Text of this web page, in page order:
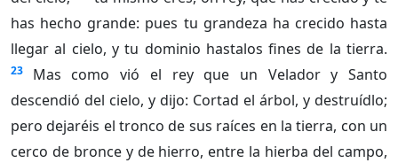
has hecho grande: pues tu grandeza ha crecido hasta
llegar al cielo, y tu dominio hastalos fines de la tierra.
23
Mas como vió el rey que un Velador y Santo
descendió del cielo, y dijo: Cortad el árbol, y destruídlo;
pero dejaréis el tronco de sus raíces en la tierra, con un
cerco de bronce y de hierro, entre la hierba del campo,